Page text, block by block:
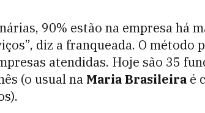
90% estão na empresa há
diz a franqueada. O método
atendidas. Hoje são 35
(o usual na Maria Brasileira é